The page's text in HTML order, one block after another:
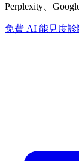
Perplexity、
免費 AI 能見度診